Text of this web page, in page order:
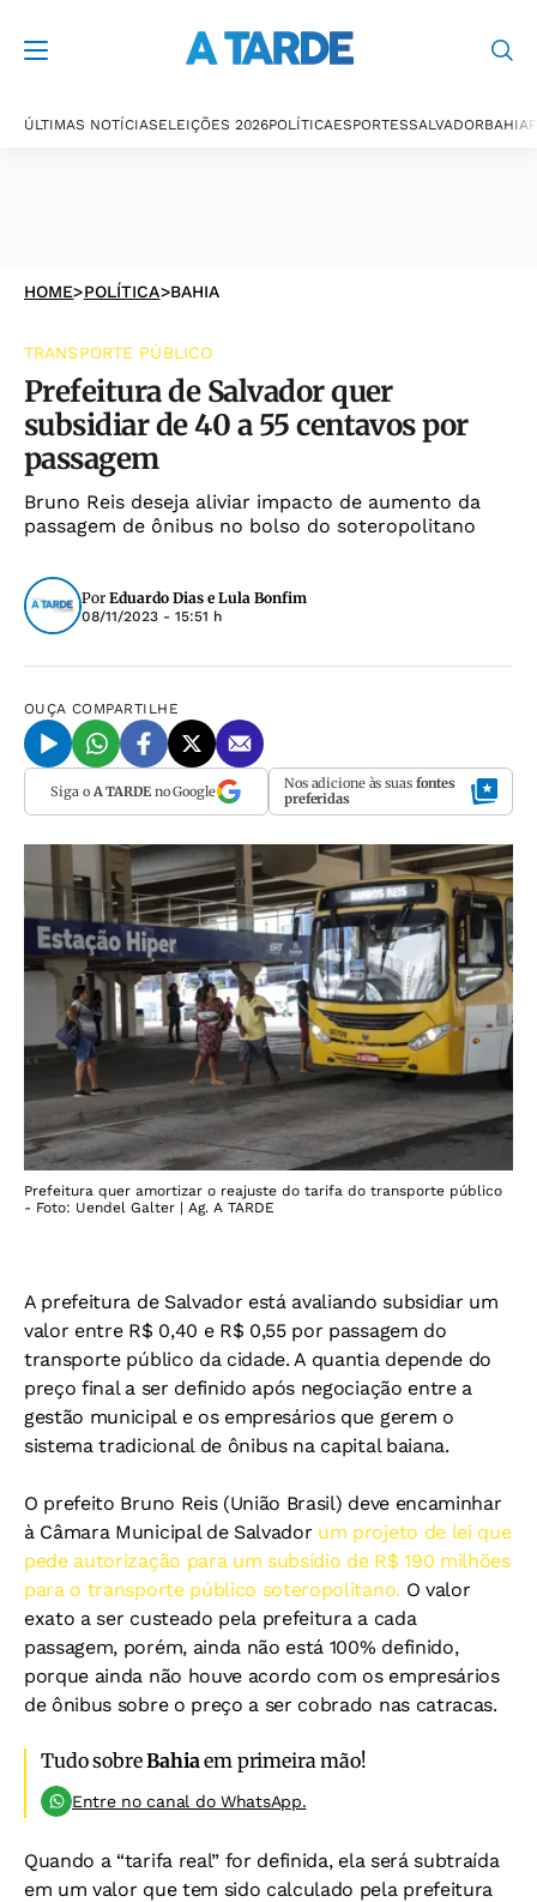
ÚLTIMAS NOTÍCIASELEIÇÕES 2026POLÍTICAESPORTESSALVADORBAHIA
HOME>POLÍTICA>BAHIA
TRANSPORTE PÚBLICO
Prefeitura de Salvador quer
subsidiar de 40 a 55 centavos por
passagem
Bruno Reis deseja aliviar impacto de aumento da
passagem de ônibus no bolso do soteropolitano
Por Eduardo Dias e Lula Bonfim
08/11/2023 - 15:51 h
OUÇA COMPARTILHE
Siga o A TARDEno Google Nos adicione às suas fontes
preferidas
Prefeitura quer amortizar o reajuste do tarifa do transporte público
- Foto: Uendel Galter | Ag. A TARDE
A prefeitura de Salvador está avaliando subsidiar um
valor entre R$ 0,40 e R$ 0,55 por passagem do
transporte público da cidade. A quantia depende do
preço final a ser definido após negociação entre a
gestão municipal e os empresários que gerem o
sistema tradicional de ônibus na capital baiana.
O prefeito Bruno Reis (União Brasil) deve encaminhar
à Câmara Municipal de Salvador um projeto de lei que
pede autorização para um subsídio de R$ 190 milhões
para o transporte público soteropolitano. O valor
exato a ser custeado pela prefeitura a cada
passagem, porém, ainda não está 100% definido,
porque ainda não houve acordo com os empresários
de ônibus sobre o preço a ser cobrado nas catracas.
Tudo sobreBahiaem primeira mão!
Entre no canal do WhatsApp.
Quando a “tarifa real” for definida, ela será subtraída
em um valor que tem sido calculado pela prefeitura